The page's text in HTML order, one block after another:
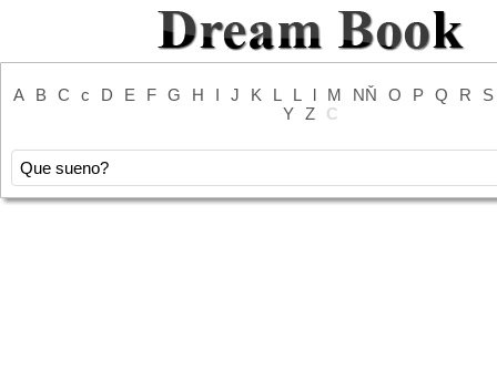
A B C c D E F G H I J K L L l M NŇ O P Q R
S
Y Z С